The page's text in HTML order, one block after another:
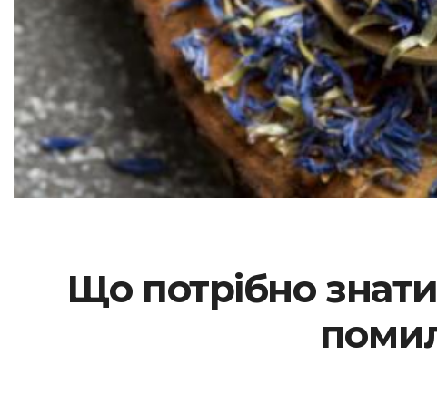
Що потрібно